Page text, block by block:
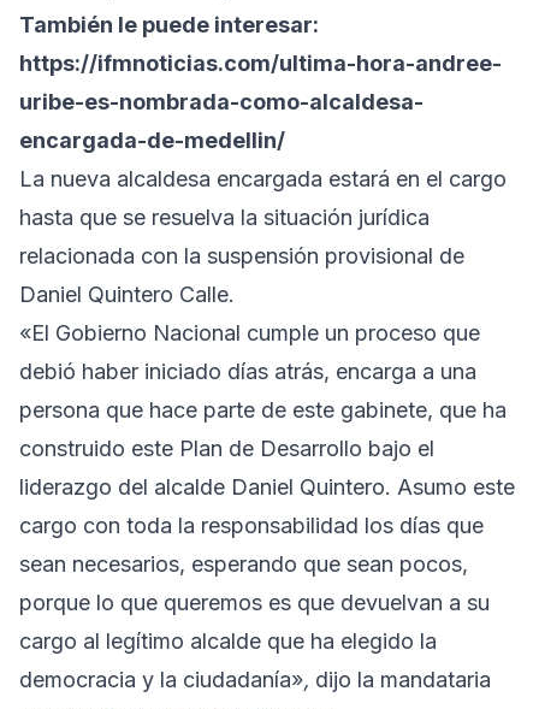
También le puede interesar:
https://ifmnoticias.com/ultima-hora-andree-
uribe-es-nombrada-como-alcaldesa-
encargada-de-medellin/
La nueva alcaldesa encargada estará en el cargo
hasta que se resuelva la situación jurídica
relacionada con la suspensión provisional de
Daniel Quintero Calle.
«El Gobierno Nacional cumple un proceso que
debió haber iniciado días atrás, encarga a una
persona que hace parte de este gabinete, que ha
construido este Plan de Desarrollo bajo el
liderazgo del alcalde Daniel Quintero. Asumo este
cargo con toda la responsabilidad los días que
sean necesarios, esperando que sean pocos,
porque lo que queremos es que devuelvan a su
cargo al legítimo alcalde que ha elegido la
democracia y la ciudadanía», dijo la mandataria